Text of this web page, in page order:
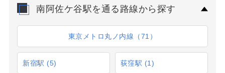
南阿佐ケ谷駅を通る路線から探す
東京メトロ丸ノ内線（71）
新宿駅 (5) 荻窪駅 (1)